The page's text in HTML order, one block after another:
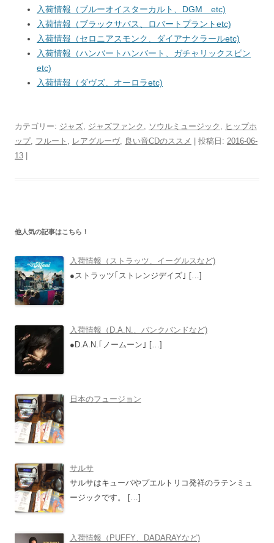
入荷情報（ブルーオイスターカルト、DGM etc)
入荷情報（ブラックサバス、ロバートプラントetc)
入荷情報（セロニアスモンク、ダイアナクラールetc)
入荷情報（ハンバートハンバート、ガチャリックスピン
etc)
入荷情報（ダヴズ、オーロラetc)
カテゴリー: ジャズ ジャズファンク ソウルミュージック
ヒップホ
ップ, フルート レアグルーヴ, 良い音CDのススメ | 投稿日: 2016-06-
13
他人気の記事はこちら！
入荷情報（ストラッツ、イーグルスなど)
●ストラッツ｢ストレンジデイズ｣ […]
入荷情報（D.A.N.、バンクバンドなど)
●D.A.N.｢ノームーン｣ […]
日本のフュージョン
サルサ
サルサはキューバやプエルトリコ発祥のラテンミュ
ージックです。
[…]
入荷情報（PUFFY、DADARAYなど)